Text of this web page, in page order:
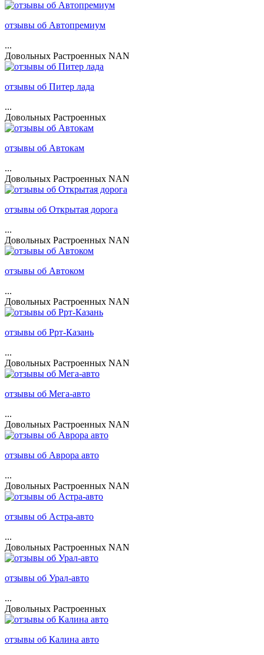
отзывы об Автопремиум
...
Довольных Растроенных NAN
отзывы об Питер лада
...
Довольных Растроенных
отзывы об Автокам
...
Довольных Растроенных NAN
отзывы об Открытая дорога
...
Довольных Растроенных NAN
отзывы об Автоком
...
Довольных Растроенных NAN
отзывы об Ррт-Казань
...
Довольных Растроенных NAN
отзывы об Мега-авто
...
Довольных Растроенных NAN
отзывы об Аврора авто
...
Довольных Растроенных NAN
отзывы об Астра-авто
...
Довольных Растроенных NAN
отзывы об Урал-авто
...
Довольных Растроенных
отзывы об Калина авто